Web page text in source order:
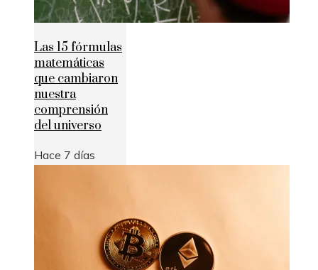
Las 15 fórmulas
matemáticas
que cambiaron
nuestra
comprensión
del universo
Hace 7 días